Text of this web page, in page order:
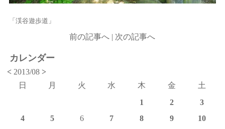
「渓谷遊歩道」
前の記事へ | 次の記事へ
カレンダー
< 2013/08>
日
月 火 水 木 金
土
1
2
3
4
5 6 7 8 9
10